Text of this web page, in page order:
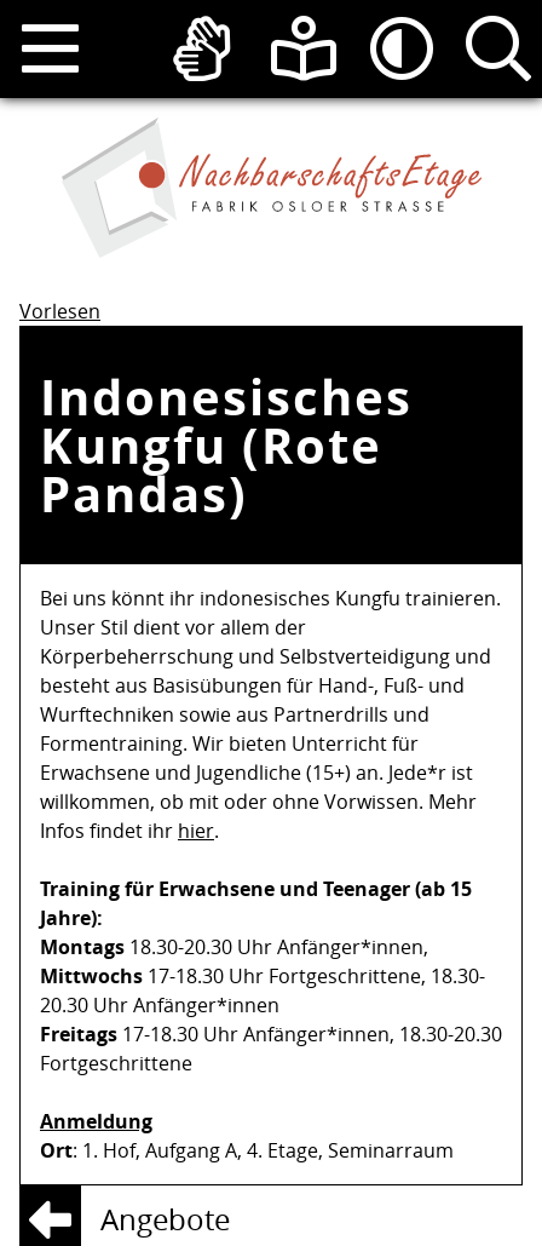
Vorlesen
Indonesisches
Kungfu (Rote
Pandas)
Bei uns könnt ihr indonesisches Kungfu trainieren.
Unser Stil dient vor allem der
Körperbeherrschung und Selbstverteidigung und
besteht aus Basisübungen für Hand-, Fuß- und
Wurftechniken sowie aus Partnerdrills und
Formentraining. Wir bieten Unterricht für
Erwachsene und Jugendliche (15+) an. Jede*r ist
willkommen, ob mit oder ohne Vorwissen. Mehr
Infos findet ihr hier.
Training für Erwachsene und Teenager (ab 15
Jahre):
Montags 18.30-20.30 Uhr Anfänger*innen,
Mittwochs 17-18.30 Uhr Fortgeschrittene, 18.30-
20.30 Uhr Anfänger*innen
Freitags 17-18.30 Uhr Anfänger*innen, 18.30-20.30
Fortgeschrittene
Anmeldung
Ort: 1. Hof, Aufgang A, 4. Etage, Seminarraum
Angebote